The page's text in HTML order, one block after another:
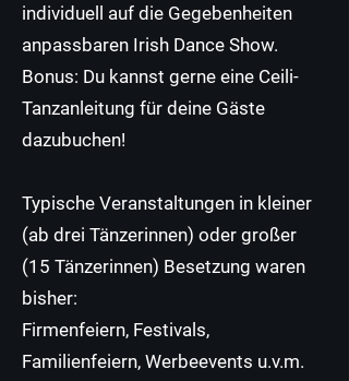
individuell auf die Gegebenheiten
anpassbaren Irish Dance Show.
Bonus: Du kannst gerne eine Ceili-
Tanzanleitung für deine Gäste
dazubuchen!
Typische Veranstaltungen in kleiner
(ab drei Tänzerinnen) oder großer
(15 Tänzerinnen) Besetzung waren
bisher:
Firmenfeiern, Festivals,
Familienfeiern, Werbeevents u.v.m.